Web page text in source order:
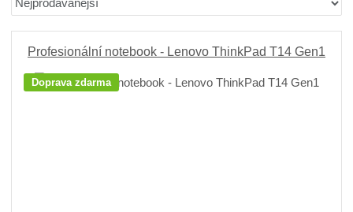
a
z
e
í
r
á
z
o
b
u
l
o
d
k
o
ý
Profesionální notebook - Lenovo ThinkPad T14 Gen1
Doprava zdarma